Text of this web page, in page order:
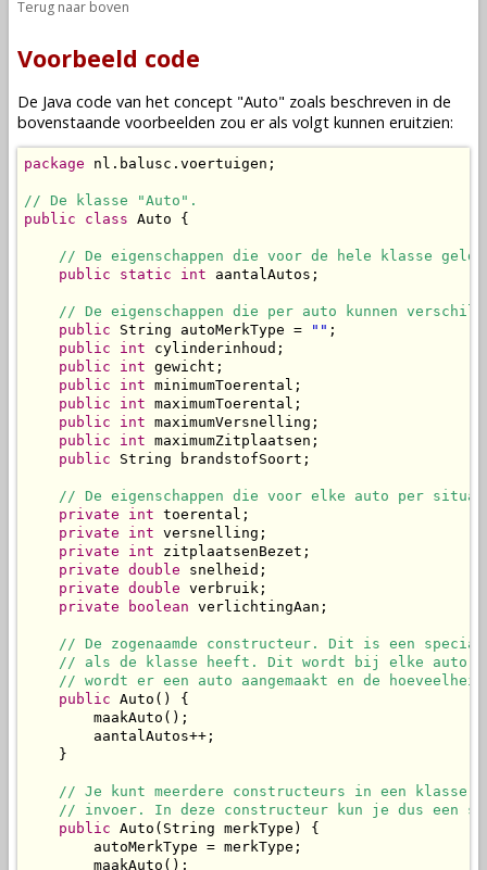
Terug naar boven
Voorbeeld code
De Java code van het concept "Auto" zoals beschreven in de
bovenstaande voorbeelden zou er als volgt kunnen eruitzien:
package nl.balusc.voertuigen;
// De klasse "Auto".
public
class Auto {
// De eigenschappen die voor de hele klasse
public
static int aantalAutos;
// De eigenschappen die per auto kunnen
public String autoMerkType = "" ;
public
int cylinderinhoud;
public
int gewicht;
public
int minimumToerental;
public
int maximumToerental;
public
int maximumVersnelling;
public
int maximumZitplaatsen;
public String brandstofSoort;
// De eigenschappen die voor elke auto per
private
int toerental;
private
int versnelling;
private
int zitplaatsenBezet;
private double snelheid;
private double verbruik;
private
boolean verlichtingAan;
// De zogenaamde constructeur. Dit is een
// als de klasse heeft. Dit wordt bij elke auto
// wordt er een auto aangemaakt en de
public Auto() {
        maakAuto();
        aantalAutos++;
    }
// Je kunt meerdere constructeurs in een klasse
// invoer. In deze constructeur kun je dus een
public Auto(String merkType) {
        autoMerkType = merkType;
        maakAuto();